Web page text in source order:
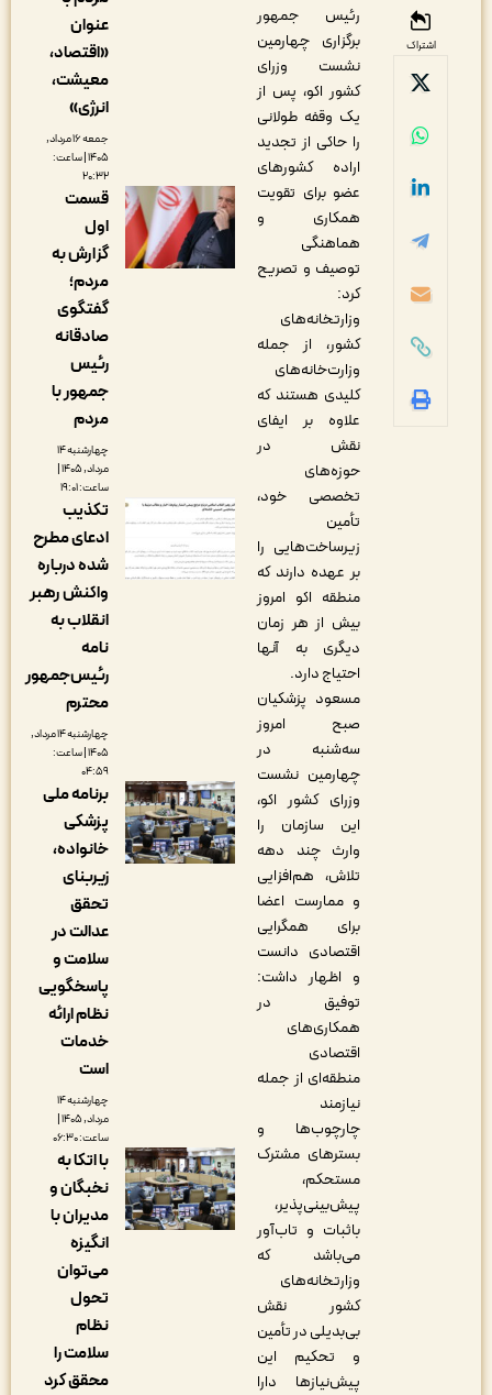
رئیس جمهور
برگزاری چهارمین
نشست وزرای
کشور اکو، پس از
یک وقفه طولانی
را حاکی از تجدید
اراده کشورهای
عضو برای تقویت
همکاری و
هماهنگی
توصیف و تصریح
وزارتخانه‌های
کشور، از جمله
وزارت‌خانه‌های
کلیدی هستند که
علاوه بر ایفای
نقش در
حوزه‌های
تخصصی خود،
زیرساخت‌هایی را
بر عهده دارند که
منطقه اکو امروز
بیش از هر زمان
دیگری به آنها
احتیاج دارد.
مسعود پزشکیان
صبح امروز
سه‌شنبه در
چهارمین نشست
وزرای کشور اکو،
این سازمان را
وارث چند دهه
تلاش، هم‌افزایی
و ممارست اعضا
برای همگرایی
اقتصادی دانست
و اظهار داشت:
توفیق در
همکاری‌های
اقتصادی
منطقه‌ای از جمله
چارچوب‌ها و
بسترهای مشترک
مستحکم،
پیش‌بینی‌پذیر،
باثبات و تاب‌آور
می‌باشد که
وزارتخانه‌های
کشور نقش
بی‌بدیلی در تأمین
و تحکیم این
پیش‌نیازها دارا
«اقتصاد،
معیشت،
جمعه ۱۶ مرداد,
۱۴۰۵ | ساعت:
قسمت
اول
گزارش به
گفتگوی
صادقانه
جمهور با
چهارشنبه ۱۴
مرداد, ۱۴۰۵ |
تکذیب
ادعای مطرح
شده درباره
واکنش رهبر
انقلاب به
رئیس‌جمهور
چهارشنبه ۱۴ مرداد,
۱۴۰۵ | ساعت:
برنامه ملی
پزشکی
خانواده،
عدالت در
سلامت و
پاسخگویی
نظام ارائه
چهارشنبه ۱۴
مرداد, ۱۴۰۵ |
با اتکا به
نخبگان و
مدیران با
می‌توان
سلامت را
محقق کرد